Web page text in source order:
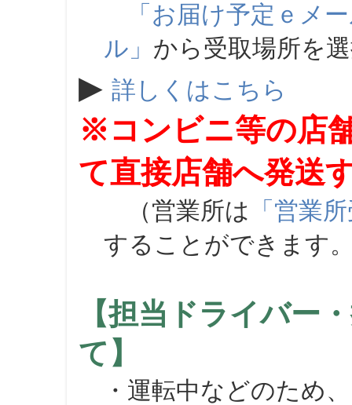
「お届け予定ｅメ
ル」 から受取場所を
▶ 詳しくはこちら
※コンビニ等の店
て直接店舗へ発送
（営業所は 「営業
することができます
【担当ドライバー
て】
・運転中などのため